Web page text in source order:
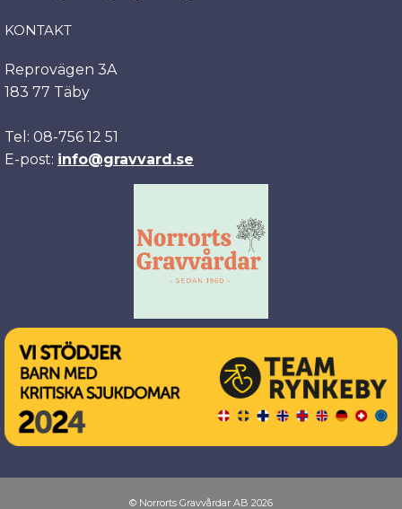
KONTAKT
Reprovägen 3A
183 77 Täby
Tel: 08-756 12 51
E-post: info@gravvard.se
© Norrorts Gravvårdar AB 2026